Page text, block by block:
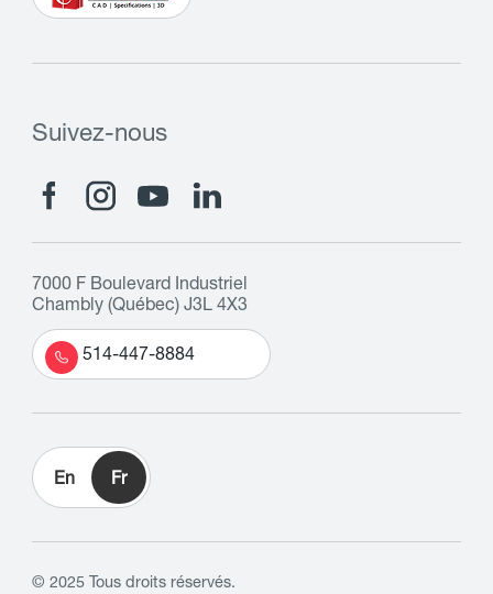
Suivez-nous
7000 F Boulevard Industriel
Chambly (Québec) J3L 4X3
514-447-8884
En Fr
© 2025 Tous droits réservés.